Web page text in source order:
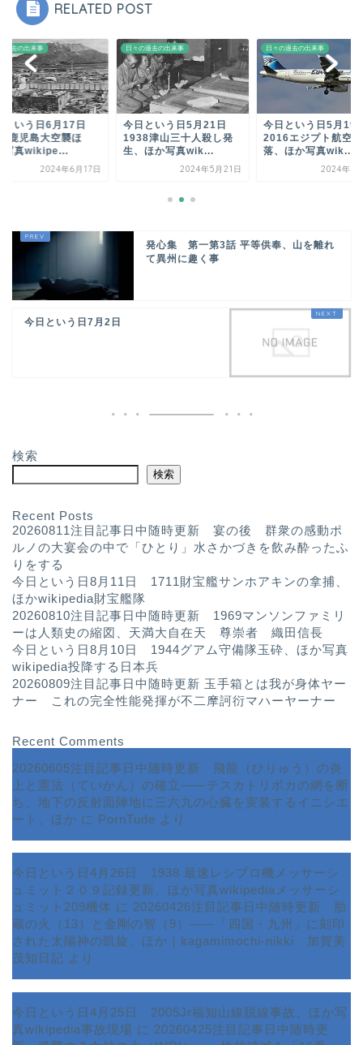
RELATED POST
過去の出来事
という日6月17日
鹿児島大空襲ほ
写真wikipe...
2024年6月17日
日々の過去の出来事
今日という日5月21日
1938津山三十人殺し発
生、ほか写真wik...
2024年5月21日
日々の過去の出来事
今日という日5月
2016エジプト航空
落、ほか写真wik...
2024年5
発心集 第一第3話 平等供奉、山を離れ
て異州に趣く事
今日という日7月2日
検索
検索
Recent Posts
20260811注目記事日中随時更新 宴の後 群衆の感動ポ
ルノの大宴会の中で「ひとり」水さかづきを飲み酔ったふ
りをする
今日という日8月11日 1711財宝艦サンホアキンの拿捕、
ほかwikipedia財宝艦隊
20260810注目記事日中随時更新 1969マンソンファミリ
ーは人類史の縮図、天満大自在天 尊崇者 織田信長
今日という日8月10日 1944グアム守備隊玉砕、ほか写真
wikipedia投降する日本兵
20260809注目記事日中随時更新 玉手箱とは我が身体ヤー
ナー これの完全性能発揮が不二摩訶衍マハーヤーナー
Recent Comments
20260605注目記事日中随時更新 飛龍（ひりゅう）の炎
上と憲法（ていかん）の確立――テスカトリポカの網を断
ち、地下の反射面陣地に三六九の心臓を実装するイニシエ
ート、ほか に PornTude より
今日という日4月26日 1938 最速レシプロ機メッサーシ
ュミット２０９記録更新、ほか写真wikipediaメッサーシ
ュミット209機体 に 20260426注目記事日中随時更新 胎
蔵の火（13）と金剛の智（9）――「四国・九州」に刻印
された太陽神の凱旋、ほか｜kagamimochi-nikki 加賀美
茂知日記 より
今日という日4月25日 2005Jr福知山線脱線事故、ほか写
真wikipedia事故現場 に 20260425注目記事日中随時更